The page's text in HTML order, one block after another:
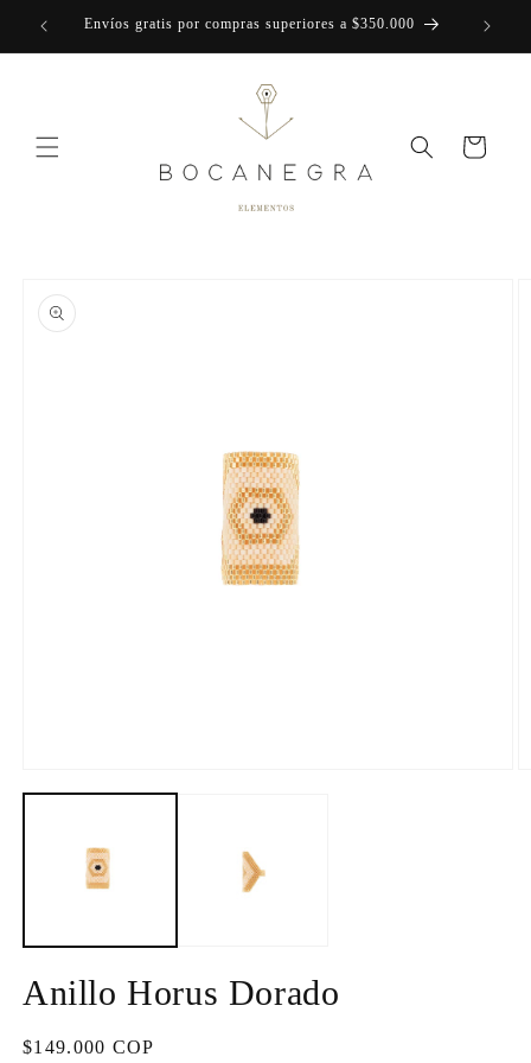
Skip to
content
Envíos gratis por compras superiores a $350.000
Cart
product
information
media
Anillo Horus Dorado
Regular
$149.000 COP